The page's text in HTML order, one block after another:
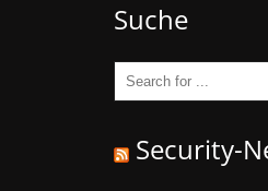
Suche
Security-